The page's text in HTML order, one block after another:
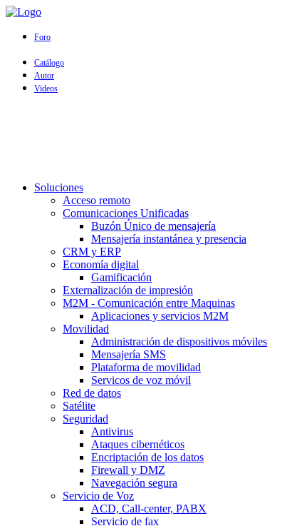
Foro
Catálogo
Autor
Videos
Soluciones
Acceso remoto
Comunicaciones Unificadas
Buzón Único de mensajería
Mensajería instantánea y presencia
CRM y ERP
Economía digital
Gamificación
Externalización de impresión
M2M - Comunicación entre Maquinas
Aplicaciones y servicios M2M
Movilidad
Administración de dispositivos móviles
Mensajería SMS
Plataforma de movilidad
Servicos de voz móvil
Red de datos
Satélite
Seguridad
Antivirus
Ataques cibernéticos
Encriptación de los datos
Firewall y DMZ
Navegación segura
Servicio de Voz
ACD, Call-center, PABX
Servicio de fax